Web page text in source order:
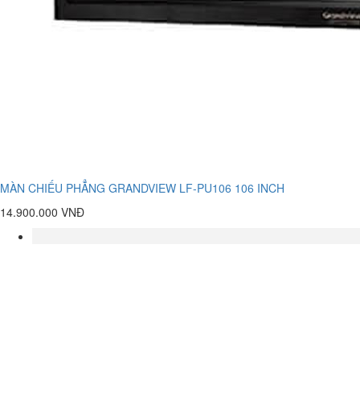
MÀN CHIẾU PHẲNG GRANDVIEW LF-PU106 106 INCH
14.900.000 VNĐ